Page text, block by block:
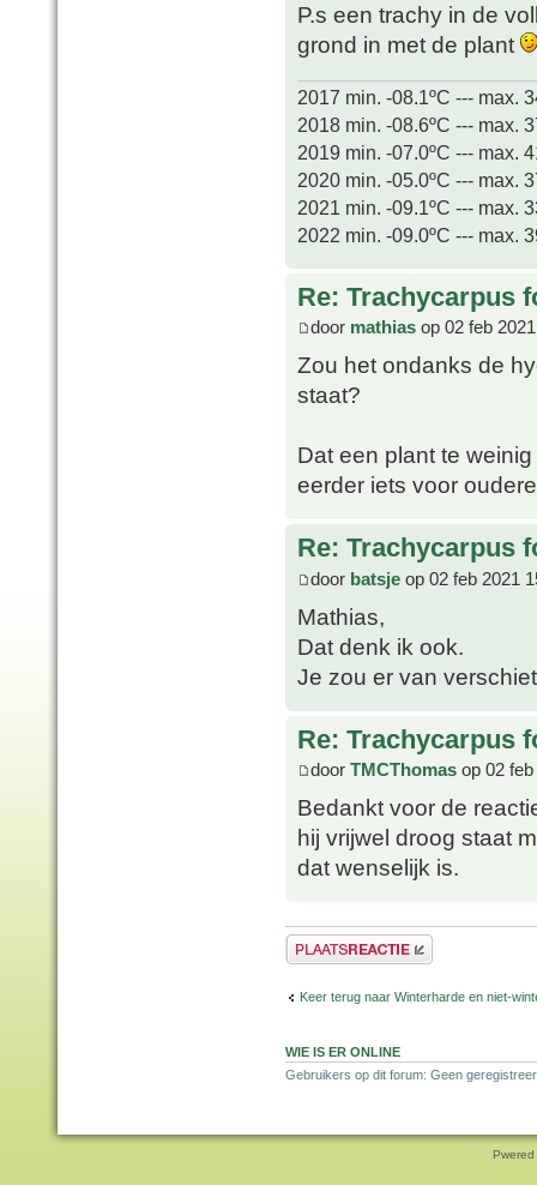
P.s een trachy in de
grond in met de plant
2017 min. -08.1ºC --- max.
2018 min. -08.6ºC --- max.
2019 min. -07.0ºC --- max.
2020 min. -05.0ºC --- max.
2021 min. -09.1ºC --- max.
2022 min. -09.0ºC --- max.
Re: Trachycarpus
door mathias op 02 feb
Zou het ondanks de
staat?
Dat een plant te
eerder iets voor
Re: Trachycarpus
door batsje op 02 feb 2021
Mathias,
Dat denk ik ook.
Je zou er van
Re: Trachycarpus
door TMCThomas op 02
Bedankt voor de
hij vrijwel droog staat
dat wenselijk is.
Plaats een reactie
Keer terug naar Winterharde en niet-
WIE IS ER ONLINE
Gebruikers op dit forum: Geen